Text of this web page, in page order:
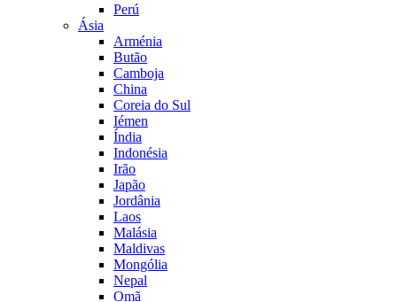
Perú
Ásia
Arménia
Butão
Camboja
China
Coreia do Sul
Iémen
Índia
Indonésia
Irão
Japão
Jordânia
Laos
Malásia
Maldivas
Mongólia
Nepal
Omã